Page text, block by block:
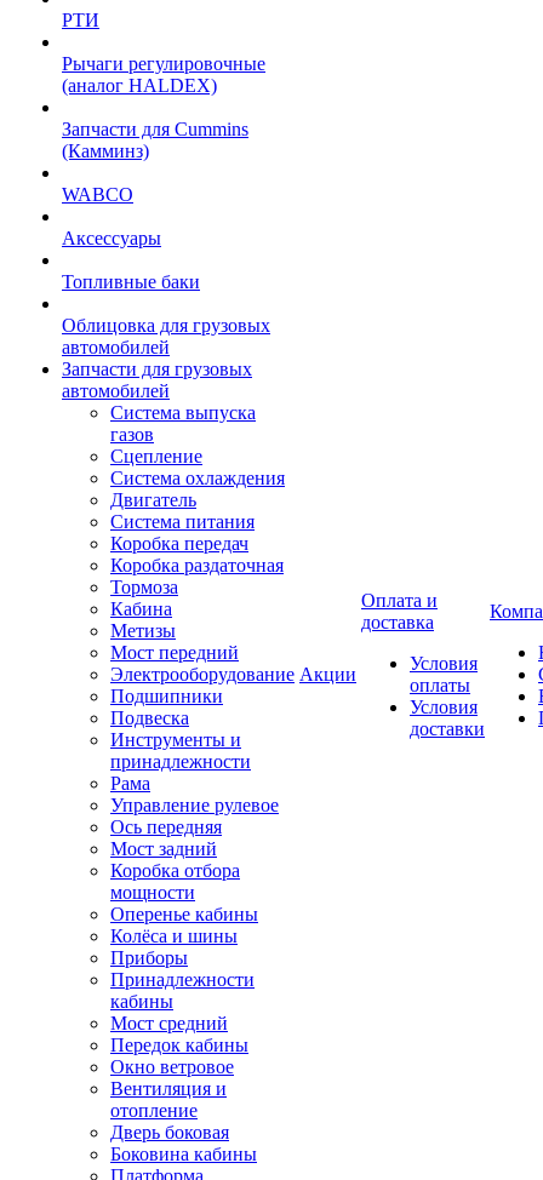
РТИ
Рычаги регулировочные
(аналог HALDEX)
Запчасти для Cummins
(Камминз)
WABCO
Аксессуары
Топливные баки
Облицовка для грузовых
автомобилей
Запчасти для грузовых
автомобилей
Система выпуска
газов
Сцепление
Система охлаждения
Двигатель
Система питания
Коробка передач
Коробка раздаточная
Тормоза
Кабина
Метизы
Мост передний
Электрооборудование
Подшипники
Подвеска
Инструменты и
принадлежности
Рама
Управление рулевое
Ось передняя
Мост задний
Коробка отбора
мощности
Оперенье кабины
Колёса и шины
Приборы
Принадлежности
кабины
Мост средний
Передок кабины
Окно ветровое
Вентиляция и
отопление
Дверь боковая
Боковина кабины
Акции
Оплата и
доставка
Условия
оплаты
Условия
доставки